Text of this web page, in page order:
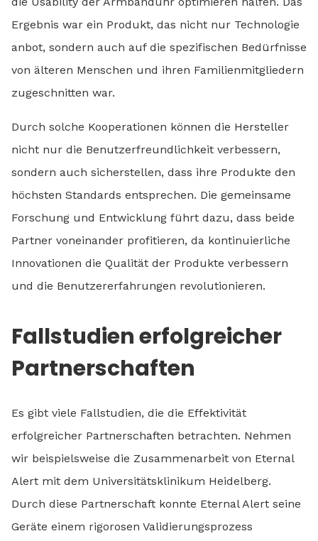
Ergebnis war ein Produkt, das nicht nur Technologie
anbot, sondern auch auf die spezifischen Bedürfnisse
von älteren Menschen und ihren Familienmitgliedern
zugeschnitten war.
Durch solche Kooperationen können die Hersteller
nicht nur die Benutzerfreundlichkeit verbessern,
sondern auch sicherstellen, dass ihre Produkte den
höchsten Standards entsprechen. Die gemeinsame
Forschung und Entwicklung führt dazu, dass beide
Partner voneinander profitieren, da kontinuierliche
Innovationen die Qualität der Produkte verbessern
und die Benutzererfahrungen revolutionieren.
Fallstudien erfolgreicher
Partnerschaften
Es gibt viele Fallstudien, die die Effektivität
erfolgreicher Partnerschaften betrachten. Nehmen
wir beispielsweise die Zusammenarbeit von Eternal
Alert mit dem Universitätsklinikum Heidelberg.
Durch diese Partnerschaft konnte Eternal Alert seine
Geräte einem rigorosen Validierungsprozess